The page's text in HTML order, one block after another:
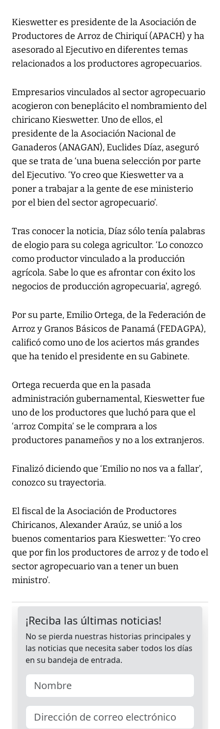
Kieswetter es presidente de la Asociación de
Productores de Arroz de Chiriquí (APACH) y ha
asesorado al Ejecutivo en diferentes temas
relacionados a los productores agropecuarios.
Empresarios vinculados al sector agropecuario
acogieron con beneplácito el nombramiento del
chiricano Kieswetter. Uno de ellos, el
presidente de la Asociación Nacional de
Ganaderos (ANAGAN), Euclides Díaz, aseguró
que se trata de ‘una buena selección por parte
del Ejecutivo. ‘Yo creo que Kieswetter va a
poner a trabajar a la gente de ese ministerio
por el bien del sector agropecuario’.
Tras conocer la noticia, Díaz sólo tenía palabras
de elogio para su colega agricultor. ‘Lo conozco
como productor vinculado a la producción
agrícola. Sabe lo que es afrontar con éxito los
negocios de producción agropecuaria’, agregó.
Por su parte, Emilio Ortega, de la Federación de
Arroz y Granos Básicos de Panamá (FEDAGPA),
calificó como uno de los aciertos más grandes
que ha tenido el presidente en su Gabinete.
Ortega recuerda que en la pasada
administración gubernamental, Kieswetter fue
uno de los productores que luchó para que el
‘arroz Compita’ se le comprara a los
productores panameños y no a los extranjeros.
Finalizó diciendo que ‘Emilio no nos va a fallar’,
conozco su trayectoria.
El fiscal de la Asociación de Productores
Chiricanos, Alexander Araúz, se unió a los
buenos comentarios para Kieswetter: ‘Yo creo
que por fin los productores de arroz y de todo el
sector agropecuario van a tener un buen
ministro’.